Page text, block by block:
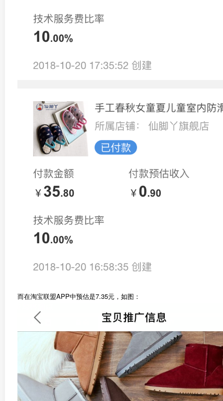
而在淘宝联盟APP中预估是7.35元，如图：